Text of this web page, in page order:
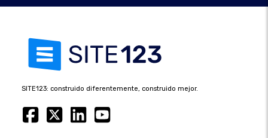
SITE123: construido diferentemente, construido mejor.